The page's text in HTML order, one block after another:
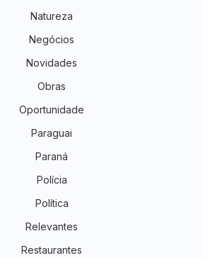
Natureza
Negócios
Novidades
Obras
Oportunidade
Paraguai
Paraná
Polícia
Política
Relevantes
Restaurantes